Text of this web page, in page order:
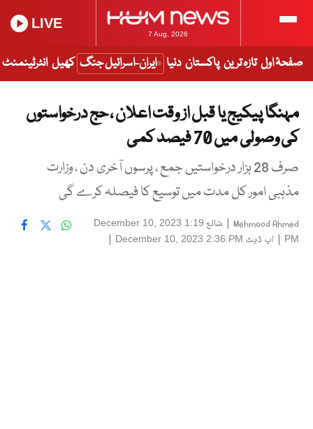
7 Aug, 2026
LIVE
صفحۂ اول تازہ ترین پاکستان دنیا ایران-اسرائیل جنگ کھیل انٹرٹینمنٹ
مہنگا پیکیج یا قبل از وقت اعلان ، حج درخواستوں
کی وصولی میں 70 فیصد کمی
صرف 28 ہزار درخواستیں جمع ، پرسوں آخری دن ، وزارت
مذہبی امور کل مدت میں توسیع کا فیصلہ کرے گی
Mehmood Ahmed
| شائع December 10, 2023 1:19
PM
| اپ ڈیٹ December 10, 2023 2:36 PM
|